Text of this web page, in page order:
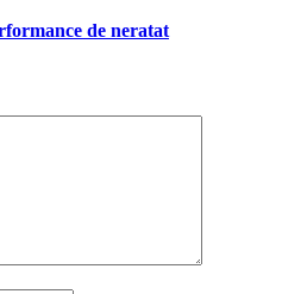
de neratat